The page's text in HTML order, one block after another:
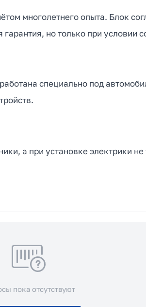
многолетнего опыта. Блок
но только при условии
специально под
а при установке электрики не
пока отсутствуют